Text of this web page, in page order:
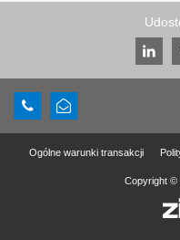
Ogólne warunki transakcji
Copyright ©